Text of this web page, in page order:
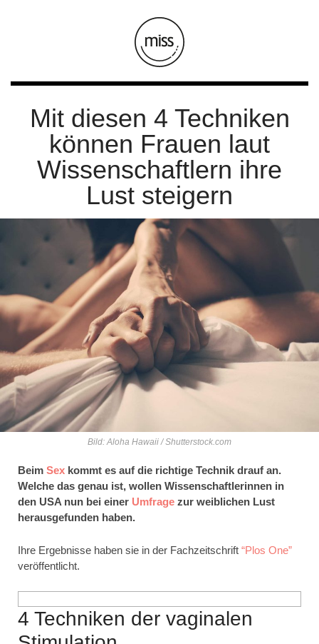
Mit diesen 4 Techniken
können Frauen laut
Wissenschaftlern ihre
Lust steigern
Bild: Aloha Hawaii / Shutterstock.com
Beim Sex kommt es auf die richtige Technik drauf an.
Welche das genau ist, wollen Wissenschaftlerinnen in
den USA nun bei einer Umfrage zur weiblichen Lust
herausgefunden haben.
Ihre Ergebnisse haben sie in der Fachzeitschrift “Plos One”
veröffentlicht.
4 Techniken der vaginalen